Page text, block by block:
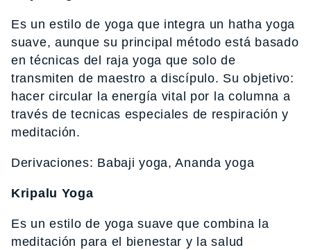
Es un estilo de yoga que integra un hatha yoga
suave, aunque su principal método está basado
en técnicas del raja yoga que solo de
transmiten de maestro a discípulo. Su objetivo:
hacer circular la energía vital por la columna a
través de tecnicas especiales de respiración y
meditación.
Derivaciones: Babaji yoga, Ananda yoga
Kripalu Yoga
Es un estilo de yoga suave que combina la
meditación para el bienestar y la salud